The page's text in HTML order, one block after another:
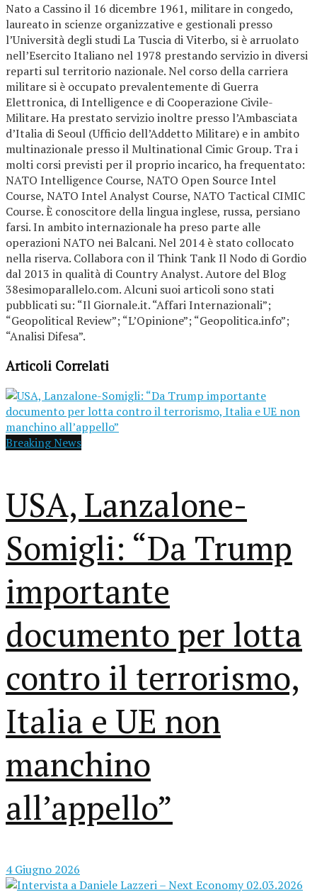
Nato a Cassino il 16 dicembre 1961, militare in congedo,
laureato in scienze organizzative e gestionali presso
l’Università degli studi La Tuscia di Viterbo, si è arruolato
nell’Esercito Italiano nel 1978 prestando servizio in diversi
reparti sul territorio nazionale. Nel corso della carriera
militare si è occupato prevalentemente di Guerra
Elettronica, di Intelligence e di Cooperazione Civile-
Militare. Ha prestato servizio inoltre presso l’Ambasciata
d’Italia di Seoul (Ufficio dell’Addetto Militare) e in ambito
multinazionale presso il Multinational Cimic Group. Tra i
molti corsi previsti per il proprio incarico, ha frequentato:
NATO Intelligence Course, NATO Open Source Intel
Course, NATO Intel Analyst Course, NATO Tactical CIMIC
Course. È conoscitore della lingua inglese, russa, persiano
farsi. In ambito internazionale ha preso parte alle
operazioni NATO nei Balcani. Nel 2014 è stato collocato
nella riserva. Collabora con il Think Tank Il Nodo di Gordio
dal 2013 in qualità di Country Analyst. Autore del Blog
38esimoparallelo.com. Alcuni suoi articoli sono stati
pubblicati su: “Il Giornale.it. “Affari Internazionali”;
“Geopolitical Review”; “L’Opinione”; “Geopolitica.info”;
“Analisi Difesa”.
Articoli Correlati
Breaking News
USA, Lanzalone-
Somigli: “Da Trump
importante
documento per lotta
contro il terrorismo,
Italia e UE non
manchino
all’appello”
4 Giugno 2026